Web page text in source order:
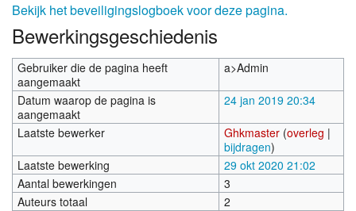
Bekijk het beveiligingslogboek voor deze pagina.
Bewerkingsgeschiedenis
Gebruiker die de pagina heeft
aangemaakt
a>Admin
Datum waarop de pagina is
aangemaakt
24 jan 2019 20:34
Laatste bewerker Ghkmaster (overleg |
bijdragen)
Laatste bewerking
29 okt 2020 21:02
Aantal bewerkingen
3
Auteurs totaal
2